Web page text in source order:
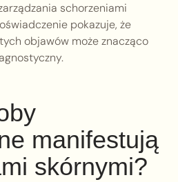
schorzeniami
pokazuje, że
objawów może znacząco
manifestują
skórnymi?